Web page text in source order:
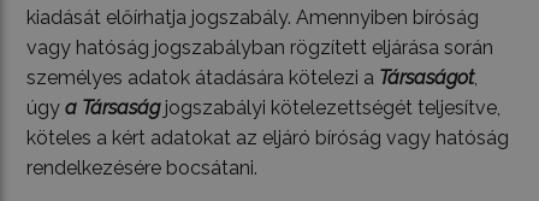
kiadását előírhatja jogszabály. Amennyiben bíróság
vagy hatóság jogszabályban rögzített eljárása során
személyes adatok átadására kötelezi a Társaságot,
úgya Társaságjogszabályi kötelezettségét teljesítve,
köteles a kért adatokat az eljáró bíróság vagy hatóság
rendelkezésére bocsátani.